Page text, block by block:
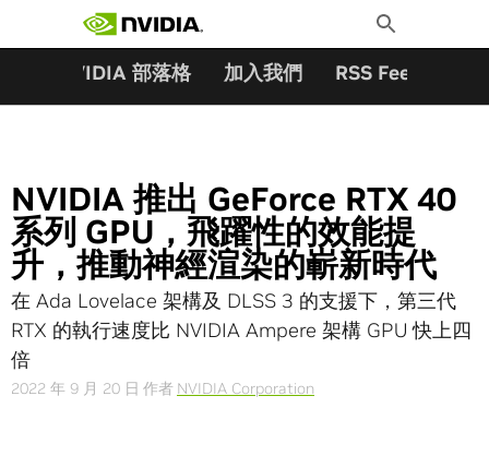
Toggle
Search
NVIDIA 部落格 加入我們 RSS Feeds
NVIDIA 推出 GeForce RTX 40
系列 GPU，飛躍性的效能提
升，推動神經渲染的嶄新時代
在 Ada Lovelace 架構及 DLSS 3 的支援下，第三代
RTX 的執行速度比 NVIDIA Ampere 架構 GPU 快上四
倍
2022 年 9 月 20 日 作者 NVIDIA Corporation